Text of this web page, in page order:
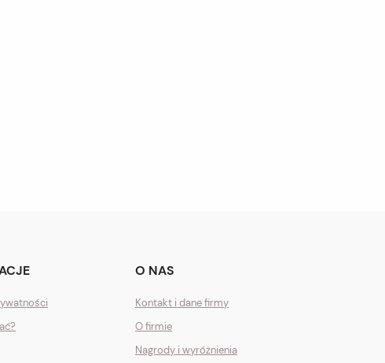
O NAS
Kontakt i dane firmy
O firmie
Nagrody i wyróżnienia